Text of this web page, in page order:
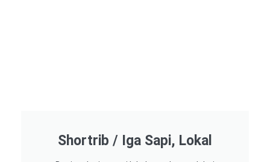
Shortrib / Iga Sapi, Lokal